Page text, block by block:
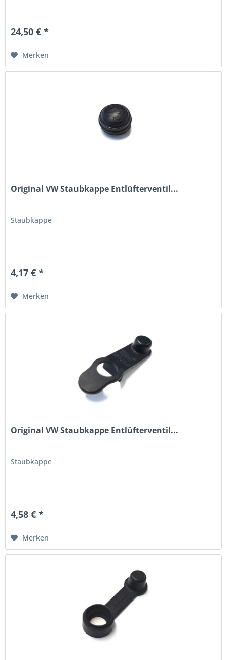
24,50 € *
Merken
Original VW Staubkappe Entlüfterventil...
Staubkappe
4,17 € *
Merken
Original VW Staubkappe Entlüfterventil...
Staubkappe
4,58 € *
Merken